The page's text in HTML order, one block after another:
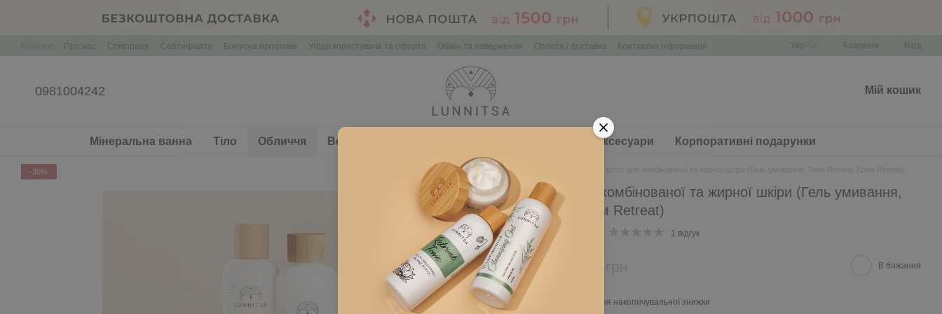
Про нас Співпраця Сертифікати Бонусна програма Угода користувача та оферта Обмін та повернення Оплата і доставка
Контактна інформація
Укр Бажання Вхід
0981004242 Мій кошик
Мінеральна ванна Тіло Обличчя Волосся Аксесуари Корпоративні подарунки
−30% Головна
Retreat basic для комбінованої та жирної шкіри (Гель умивання,
Тонік Retreat, Крем Retreat)
В наявності Артикул: L195 1 відгук
998 грн В бажання
Ввійти для відображення накопичувальної знижки